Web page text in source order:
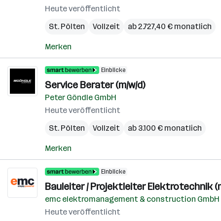
Heute veröffentlicht
St. Pölten
Vollzeit ab 2.727,40 € monatlich
Merken
Einblicke
Service Berater (m/w/d)
Peter Göndle GmbH
Heute veröffentlicht
St. Pölten
Vollzeit ab 3.100 € monatlich
Merken
Einblicke
Bauleiter / Projektleiter Elektrotechnik
emc elektromanagement & construction GmbH
Heute veröffentlicht